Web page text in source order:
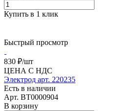
Купить в 1 клик
Быстрый просмотр
830 ₽/шт
ЦЕНА С НДС
Электрод арт. 220235
Есть в наличии
Арт. BT0000904
В корзину